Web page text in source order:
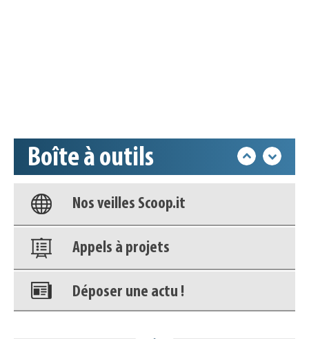
Boîte à outils
Base documentaire
Nos veilles Scoop.it
Appels à projets
Déposer une actu !